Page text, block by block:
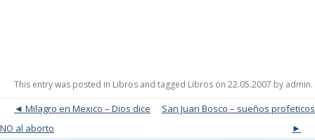
This entry was posted in Libros and tagged Libros on 22.05.2007 by admin.
Post navigation San Juan Bosco – sueños profeticos
Milagro en Mexico – Dios dice
NO al aborto